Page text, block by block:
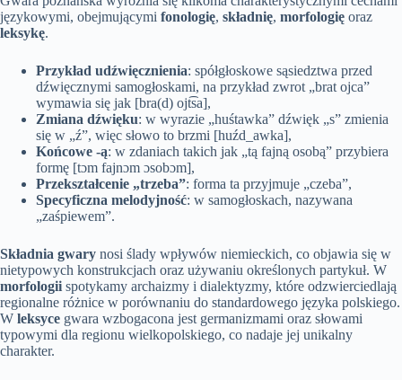
językowymi, obejmującymi fonologię, składnię, morfologię oraz
leksykę.
Przykład udźwięcznienia: spółgłoskowe sąsiedztwa przed
dźwięcznymi samogłoskami, na przykład zwrot „brat ojca”
wymawia się jak [bra(d) ojt͡sa],
Zmiana dźwięku: w wyrazie „huśtawka” dźwięk „s” zmienia
się w „ź”, więc słowo to brzmi [huźd_awka],
Końcowe -ą: w zdaniach takich jak „tą fajną osobą” przybiera
formę [tɔm fajnɔm ɔsobɔm],
Przekształcenie „trzeba”: forma ta przyjmuje „czeba”,
Specyficzna melodyjność: w samogłoskach, nazywana
„zaśpiewem”.
Składnia gwary nosi ślady wpływów niemieckich, co objawia się w
nietypowych konstrukcjach oraz używaniu określonych partykuł. W
morfologii spotykamy archaizmy i dialektyzmy, które odzwierciedlają
regionalne różnice w porównaniu do standardowego języka polskiego.
W leksyce gwara wzbogacona jest germanizmami oraz słowami
typowymi dla regionu wielkopolskiego, co nadaje jej unikalny
charakter.